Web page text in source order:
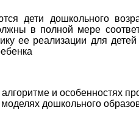
дети дошкольного
в полной мере
ее реализации для
и особенностях
дошкольного